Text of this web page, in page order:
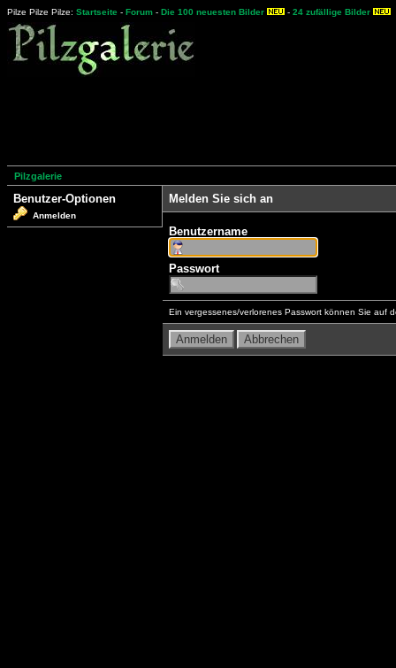
Pilze Pilze Pilze: Startseite - Forum - Die 100 neuesten Bilder - 24 zufällige Bilder
Pilzgalerie
Benutzer-Optionen
Anmelden
Melden Sie sich an
Benutzername
Passwort
Ein vergessenes/verlorenes Passwort können Sie auf